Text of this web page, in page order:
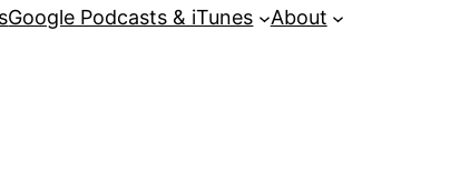
Google Podcasts & iTunes About